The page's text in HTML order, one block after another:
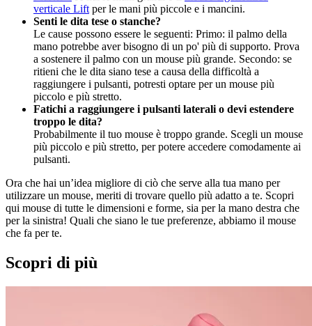
verticale Lift per le mani più piccole e i mancini.
Senti le dita tese o stanche?
Le cause possono essere le seguenti: Primo: il palmo della
mano potrebbe aver bisogno di un po' più di supporto. Prova
a sostenere il palmo con un mouse più grande. Secondo: se
ritieni che le dita siano tese a causa della difficoltà a
raggiungere i pulsanti, potresti optare per un mouse più
piccolo e più stretto.
Fatichi a raggiungere i pulsanti laterali o devi estendere
troppo le dita?
Probabilmente il tuo mouse è troppo grande. Scegli un mouse
più piccolo e più stretto, per potere accedere comodamente ai
pulsanti.
Ora che hai un’idea migliore di ciò che serve alla tua mano per
utilizzare un mouse, meriti di trovare quello più adatto a te. Scopri
qui mouse di tutte le dimensioni e forme, sia per la mano destra che
per la sinistra! Quali che siano le tue preferenze, abbiamo il mouse
che fa per te.
Scopri di più